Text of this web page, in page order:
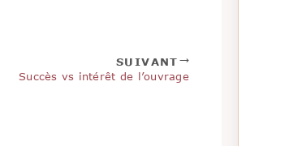
SUIVANT
Succès vs intérêt de l’ouvrage